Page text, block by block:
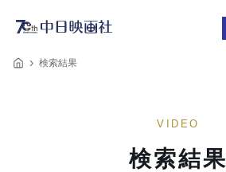
検索結果
VIDEO
検索結果